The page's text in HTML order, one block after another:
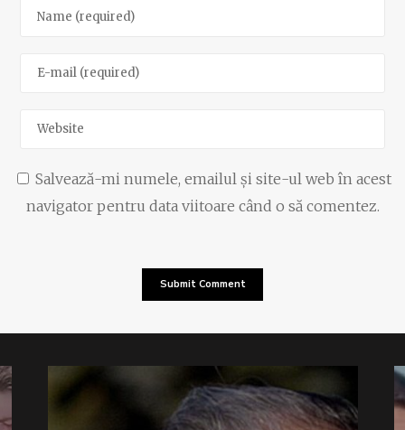
Salvează-mi numele, emailul și site-ul web în acest
navigator pentru data viitoare când o să comentez.